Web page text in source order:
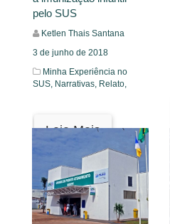
pelo SUS
Ketlen Thais Santana
3 de junho de 2018
Minha Experiência no
SUS, Narrativas, Relato,
Leia Mais